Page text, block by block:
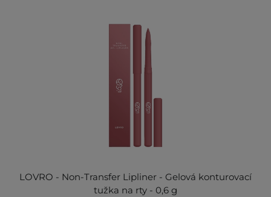
LOVRO - Non-Transfer Lipliner - Gelová konturovací
tužka na rty - 0,6 g